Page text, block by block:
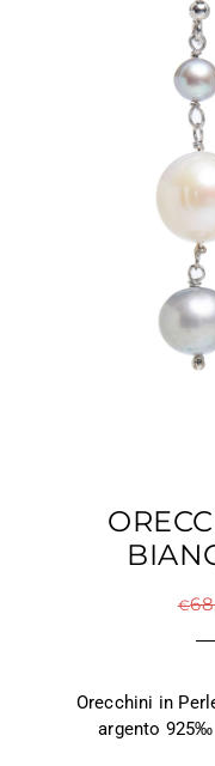
€
Orecchini in
argento